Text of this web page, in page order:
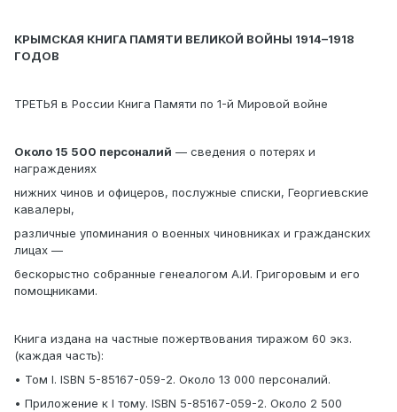
КРЫМСКАЯ КНИГА ПАМЯТИ ВЕЛИКОЙ ВОЙНЫ 1914–1918
ГОДОВ
ТРЕТЬЯ в России Книга Памяти по 1-й Мировой войне
Около 15 500 персоналий — сведения о потерях и
награждениях
нижних чинов и офицеров, послужные списки, Георгиевские
кавалеры,
различные упоминания о военных чиновниках и гражданских
лицах —
бескорыстно собранные генеалогом А.И. Григоровым и его
помощниками.
Книга издана на частные пожертвования тиражом 60 экз.
(каждая часть):
• Том I. ISBN 5-85167-059-2. Около 13 000 персоналий.
• Приложение к I тому. ISBN 5-85167-059-2. Около 2 500